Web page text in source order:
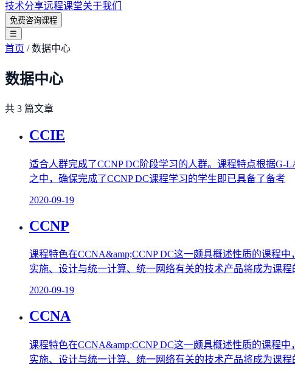
技术分享远程课堂关于我们
免费咨询课程
☰
首页 /数据中心
数据中心
共 3 篇文章
CCIE
适合人群完成了CCNP DC阶段学习的人群。课程特点根据G-
之中，确保完成了CCNP DC课程学习的学生即已具备了备考
2020-09-19
CCNP
课程特色在CCNA&amp;CCNP DC这一颇具概述性质的课程
实施、设计与统一计算、统一网络有关的技术产品将成为课程
2020-09-19
CCNA
课程特色在CCNA&amp;CCNP DC这一颇具概述性质的课程
实施、设计与统一计算、统一网络有关的技术产品将成为课程